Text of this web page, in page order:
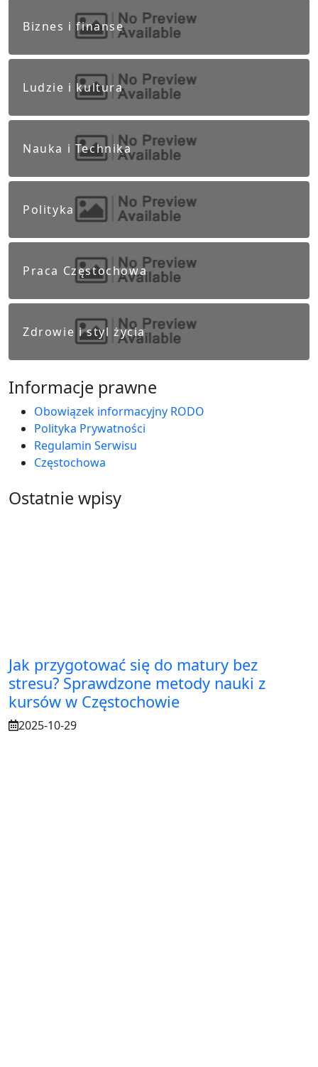
Biznes i finanse
Ludzie i kultura
Nauka i Technika
Polityka
Praca Częstochowa
Zdrowie i styl życia
Informacje prawne
Obowiązek informacyjny RODO
Polityka Prywatności
Regulamin Serwisu
Częstochowa
Ostatnie wpisy
Jak przygotować się do matury bez
stresu? Sprawdzone metody nauki z
kursów w Częstochowie
2025-10-29